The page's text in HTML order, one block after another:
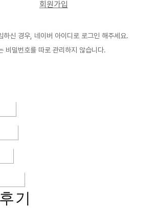
회원가입
하신 경우, 네이버 아이디로 로그인 해주세요.
비밀번호를 따로 관리하지 않습니다.
기